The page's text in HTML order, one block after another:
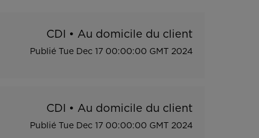
CDI • Au domicile du client
Publié Tue Dec 17 00:00:00 GMT 2024
CDI • Au domicile du client
Publié Tue Dec 17 00:00:00 GMT 2024